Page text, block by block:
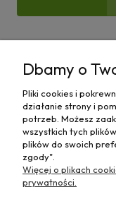
Moje konto
Płatności i dostawa
Informacje
O nas
Dbamy o
Pliki cookies i
działanie strony i
potrzeb. Możesz
wszystkich tych
plików do swoich
zgody".
Więcej o plikach
prywatności.